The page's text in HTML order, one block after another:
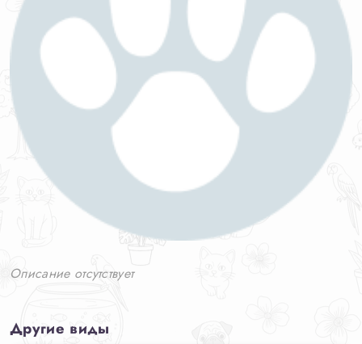
Описание отсутствует
Другие виды